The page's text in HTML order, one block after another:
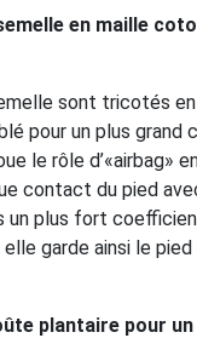
en maille
sont tricotés
pour un plus
le rôle d’«airbag»
contact du pied
un plus fort
garde ainsi le
plantaire pour